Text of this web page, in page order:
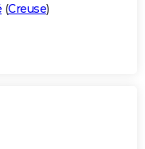
(Creuse)